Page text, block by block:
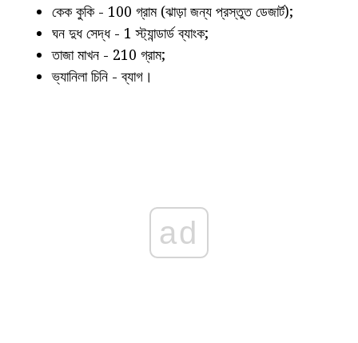
কেক কুকি - 100 গ্রাম (ঝাড়া জন্য প্রস্তুত ডেজার্ট);
ঘন দুধ সেদ্ধ - 1 স্ট্যান্ডার্ড ব্যাংক;
তাজা মাখন - 210 গ্রাম;
ভ্যানিলা চিনি - ব্যাগ।
ad